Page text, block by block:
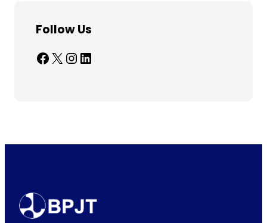
Follow Us
Facebook X InstagramLinkedIn